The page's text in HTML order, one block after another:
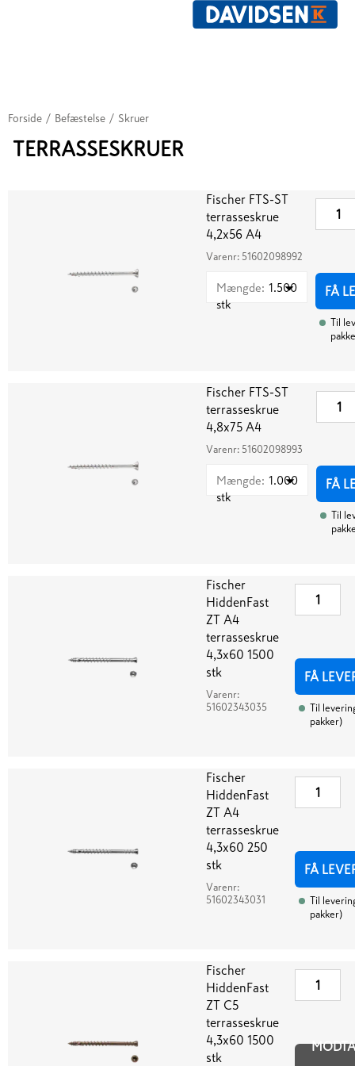
Forside / Befæstelse / Skruer
TERRASSESKRUER
Fischer FTS-ST
terrasseskrue
4,2x56 A4
Varenr: 51602098992
Mængde: 1.500
stk
FÅ
Til
Fischer FTS-ST
terrasseskrue
4,8x75 A4
Varenr: 51602098993
Mængde: 1.000
stk
FÅ
Til
Fischer
HiddenFast
ZT A4
terrasseskrue
4,3x60 1500
stk
Varenr:
51602343035
FÅ
Til
pakker)
Fischer
HiddenFast
ZT A4
terrasseskrue
4,3x60 250
stk
Varenr:
51602343031
FÅ
Til
pakker)
Fischer
HiddenFast
ZT C5
terrasseskrue
4,3x60 1500
stk